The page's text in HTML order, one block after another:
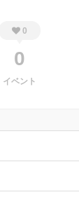
0
0
イベント